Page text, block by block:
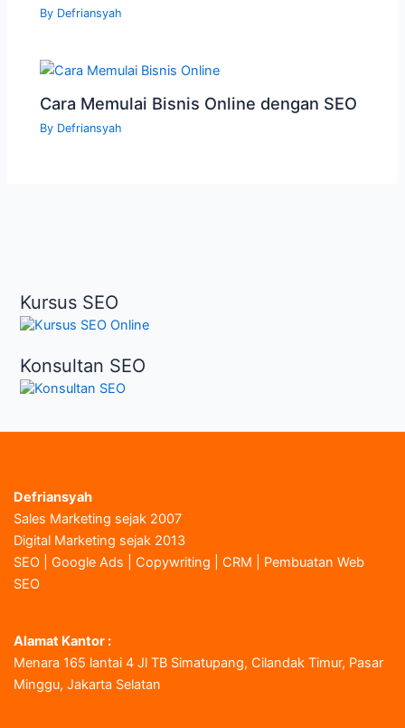
By Defriansyah
Cara Memulai Bisnis Online dengan SEO
By Defriansyah
Kursus SEO
Konsultan SEO
Defriansyah
Sales Marketing sejak 2007
Digital Marketing sejak 2013
SEO | Google Ads | Copywriting | CRM | Pembuatan Web
SEO
Alamat Kantor :
Menara 165 lantai 4 Jl TB Simatupang, Cilandak Timur, Pasar
Minggu, Jakarta Selatan